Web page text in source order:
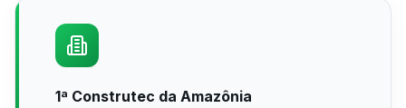
1ª Construtec da Amazônia